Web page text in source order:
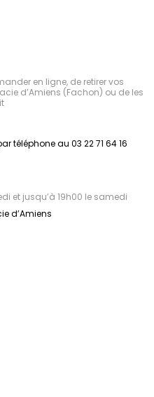
en ligne, de retirer vos
d’Amiens (Fachon) ou de les
téléphone au 03 22 71 64 16
et jusqu’à 19h00 le samedi
d’Amiens